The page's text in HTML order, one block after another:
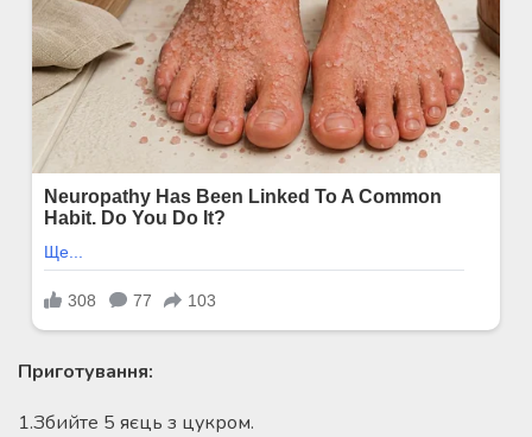
Приготування:
1.Збийте 5 яєць з цукром.